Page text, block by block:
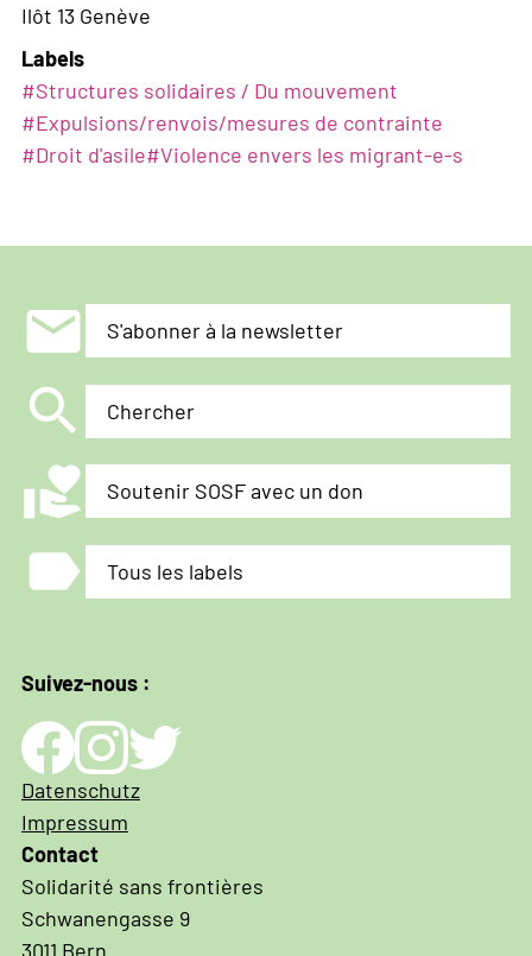
Ilôt 13 Genève
Labels
#Structures solidaires / Du mouvement
#Expulsions/renvois/mesures de contrainte
#Droit d'asile#Violence envers les migrant-e-s
mail S'abonner à la newsletter
search Chercher
volunteer_activism Soutenir SOSF avec un don
label Tous les labels
Suivez-nous :
Impressum
und
Datenschutz
Datenschutz
Impressum
Contact
Solidarité sans frontières
Schwanengasse 9
3011 Bern